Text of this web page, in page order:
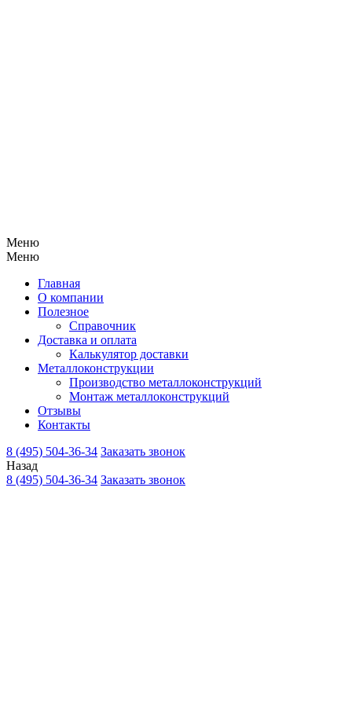
Меню
Меню
Главная
О компании
Полезное
Справочник
Доставка и оплата
Калькулятор доставки
Металлоконструкции
Производство металлоконструкций
Монтаж металлоконструкций
Отзывы
Контакты
8 (495) 504-36-34 Заказать звонок
Назад
8 (495) 504-36-34 Заказать звонок